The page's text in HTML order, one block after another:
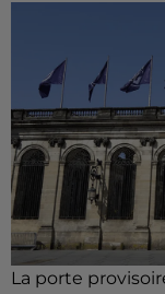
La porte